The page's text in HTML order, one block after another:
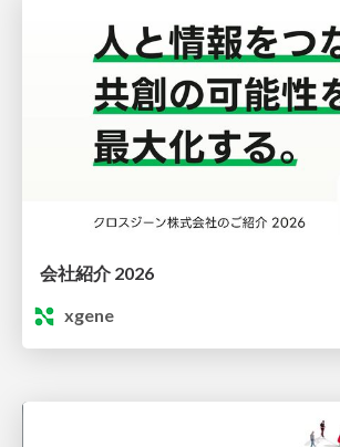
会社紹介 2026
xgene